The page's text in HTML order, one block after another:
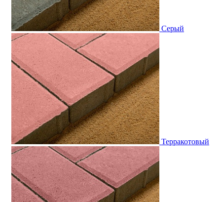
Серый
Терракотовый